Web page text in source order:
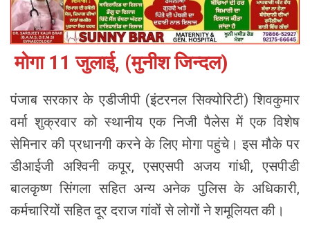
मोगा 11 जुलाई, (मुनीश जिन्दल)
पंजाब सरकार के एडीजीपी (इंटरनल सिक्योरिटी) शिवकुमार
वर्मा शुक्रवार को स्थानीय एक निजी पैलेस में एक विशेष
सेमिनार की प्रधानगी करने के लिए मोगा पहुंचे। इस मौके पर
डीआईजी अश्विनी कपूर, एसएसपी अजय गांधी, एसपीडी
बालकृष्ण सिंगला सहित अन्य अनेक पुलिस के अधिकारी,
कर्मचारियों सहित दूर दराज गांवों से लोगों ने शमूलियत की।